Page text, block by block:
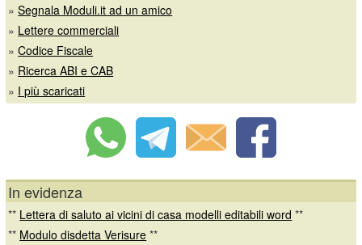
»Segnala Moduli.it ad un amico
» Lettere commerciali
»Codice Fiscale
» Ricerca ABI e CAB
» I più scaricati
In evidenza
** Lettera di saluto ai vicini di casa modelli editabili word **
** Modulo disdetta Verisure **